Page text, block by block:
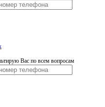
Вас по всем вопросам